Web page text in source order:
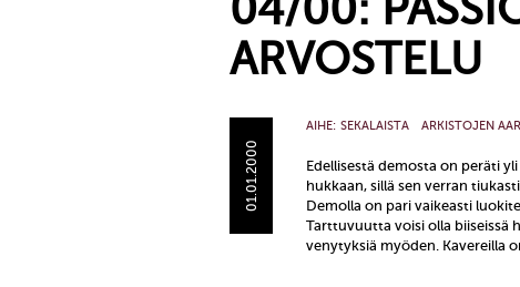
ARVOSTELU
01.01.2000
AIHE: SEKALAISTA ARKISTOJEN
Edellisestä demosta on peräti
hukkaan, sillä sen verran
Demolla on pari vaikeasti
Tarttuvuutta voisi olla biiseissä
venytyksiä myöden. Kavereilla